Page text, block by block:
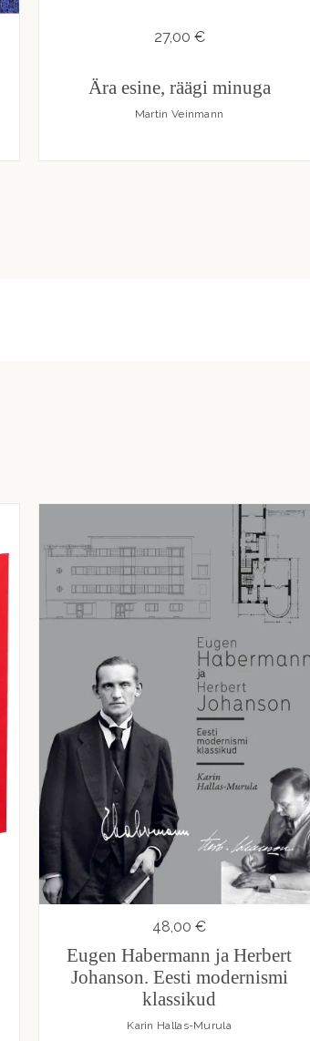
27,00 €
Ära esine, räägi minuga
Martin Veinmann
48,00 €
Eugen Habermann ja Herbert
Johanson. Eesti modernismi
klassikud
Karin Hallas-Murula